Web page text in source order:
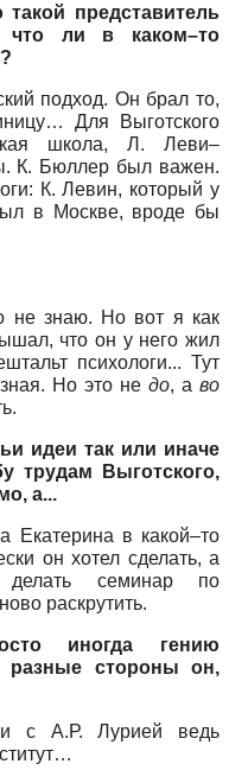
представитель
что ли в каком–то
подход. Он брал то,
Для Выготского
школа, Л. Леви–
К. Бюллер был важен.
К. Левин, который у
в Москве, вроде бы
не знаю. Но вот я как
что он у него жил
психологи... Тут
Но это не до, а во
идеи так или иначе
трудам Выготского,
а...
Екатерина в какой–то
он хотел сделать, а
семинар по
раскрутить.
иногда гению
разные стороны он,
с А.Р. Лурией ведь